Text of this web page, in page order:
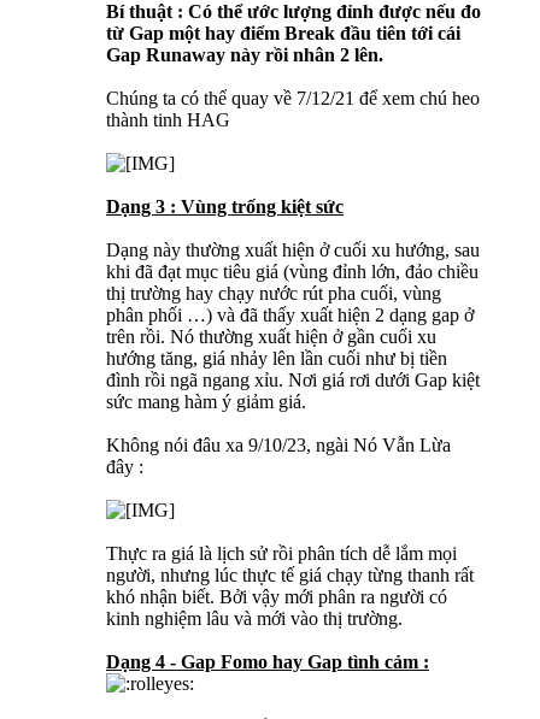
Bí thuật : Có thể ước lượng đỉnh được nếu đo
từ Gap một hay điểm Break đầu tiên tới cái
Gap Runaway này rồi nhân 2 lên.
Chúng ta có thể quay về 7/12/21 để xem chú heo
thành tinh HAG
Dạng 3 : Vùng trống kiệt sức
Dạng này thường xuất hiện ở cuối xu hướng, sau
khi đã đạt mục tiêu giá (vùng đỉnh lớn, đảo chiều
thị trường hay chạy nước rút pha cuối, vùng
phân phối …) và đã thấy xuất hiện 2 dạng gap ở
trên rồi. Nó thường xuất hiện ở gần cuối xu
hướng tăng, giá nhảy lên lần cuối như bị tiền
đình rồi ngã ngang xỉu. Nơi giá rơi dưới Gap kiệt
sức mang hàm ý giảm giá.
Không nói đâu xa 9/10/23, ngài Nó Vẫn Lừa
đây :
Thực ra giá là lịch sử rồi phân tích dễ lắm mọi
người, nhưng lúc thực tế giá chạy từng thanh rất
khó nhận biết. Bởi vậy mới phân ra người có
kinh nghiệm lâu và mới vào thị trường.
Dạng 4 - Gap Fomo hay Gap tình cảm :